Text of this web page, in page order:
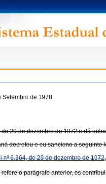
Setembro de 1978
29 de dezembro de 1972 e dá
decretou e eu sanciono a seguinte
nº 6.364, de 29 de dezembro de 1972
o parágrafo anterior, os